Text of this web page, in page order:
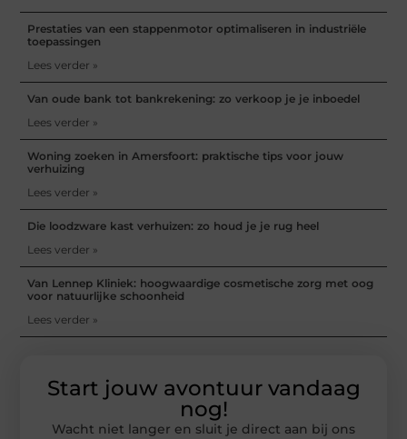
Prestaties van een stappenmotor optimaliseren in industriële
toepassingen
Lees verder »
Van oude bank tot bankrekening: zo verkoop je je inboedel
Lees verder »
Woning zoeken in Amersfoort: praktische tips voor jouw
verhuizing
Lees verder »
Die loodzware kast verhuizen: zo houd je je rug heel
Lees verder »
Van Lennep Kliniek: hoogwaardige cosmetische zorg met oog
voor natuurlijke schoonheid
Lees verder »
Start jouw avontuur vandaag
nog!
Wacht niet langer en sluit je direct aan bij ons